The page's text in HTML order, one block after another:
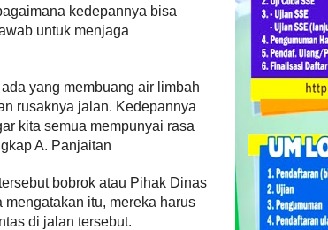
kedepannya bisa
untuk menjaga
yang membuang air limbah
rusaknya jalan. Kedepannya
kita semua mempunyai rasa
A. Panjaitan
bobrok atau Pihak Dinas
itu, mereka harus
di jalan tersebut.